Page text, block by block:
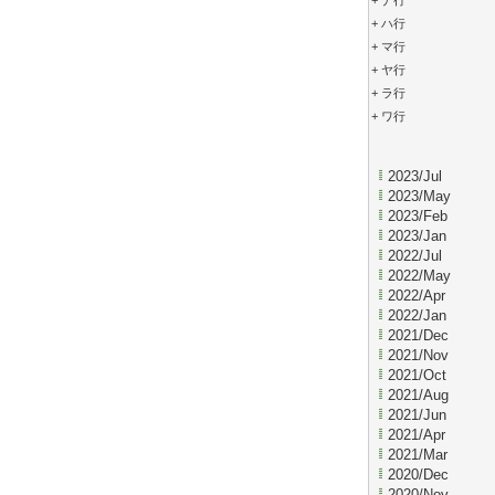
+ ハ行
+ マ行
+ ヤ行
+ ラ行
+ ワ行
2023/Jul
2023/May
2023/Feb
2023/Jan
2022/Jul
2022/May
2022/Apr
2022/Jan
2021/Dec
2021/Nov
2021/Oct
2021/Aug
2021/Jun
2021/Apr
2021/Mar
2020/Dec